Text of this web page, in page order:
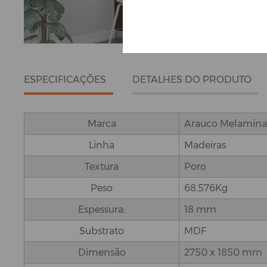
ESPECIFICAÇÕES DETALHES DO PRODUTO
Marca
Arauco Melamina
Linha
Madeiras
Textura
Poro
Peso
68.576Kg
Espessura:
18 mm
Substrato
MDF
Dimensão
2750 x 1850 mm